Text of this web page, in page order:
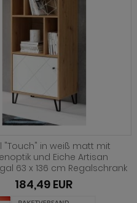
"Touch" in weiß matt mit
und Eiche Artisan
63 x 136 cm Regalschrank
184,49 EUR